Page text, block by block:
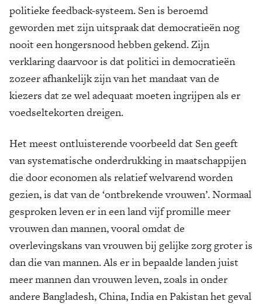
politieke feedback-systeem. Sen is beroemd
geworden met zijn uitspraak dat democratieën nog
nooit een hongersnood hebben gekend. Zijn
verklaring daarvoor is dat politici in democra­tieën
zozeer afhankelijk zijn van het mandaat van de
kiezers dat ze wel adequaat moeten ingrijpen als er
voedselte­korten dreigen.
Het meest ontluisterende voorbeeld dat Sen geeft
van systema­tische onderdrukking in maatschappijen
die door economen als relatief welvarend worden
gezien, is dat van de ‘ontbrekende vrouwen’. Normaal
gesproken leven er in een land vijf promille meer
vrouwen dan mannen, vooral omdat de
overlevingskans van vrouwen bij gelijke zorg groter is
dan die van mannen. Als er in bepaalde landen juist
meer mannen dan vrouwen leven, zoals in onder
andere Bangladesh, China, India en Pakistan het geval